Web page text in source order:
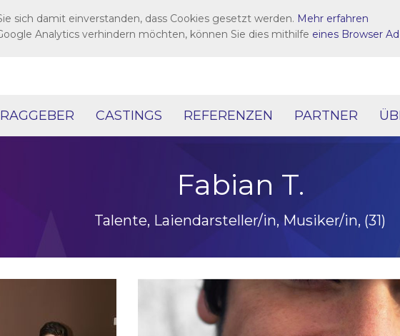
CASTINGS REFERENZEN PARTNER
Fabian T.
Talente, Laiendarsteller/in, Musiker/in, (31)
sich damit einverstanden, dass Cookies gesetzt werden. Mehr erfahren
Analytics verhindern möchten, können Sie dies mithilfe eines Browser